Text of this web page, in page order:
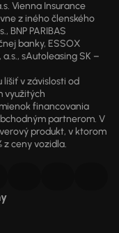
Vienna Insurance
z iného členského
BNP PARIBAS
banky, ESSOX
a.s., sAutoleasing SK –
líšiť v závislosti od
využitých
financovania
partnerom. V
produkt, v ktorom
z ceny vozidla.